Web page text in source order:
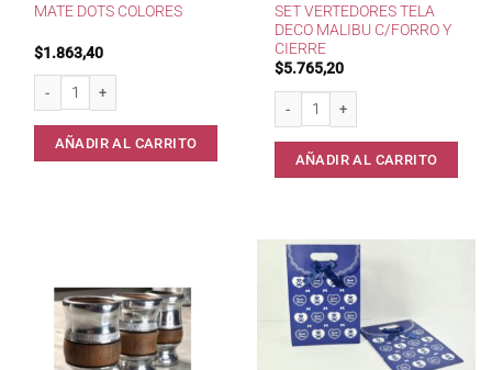
MATE DOTS COLORES
$1.863,40
Mate DOTS colores cantidad
AÑADIR AL CARRITO
SET VERTEDORES TELA
DECO MALIBU C/FORRO Y
CIERRE
$5.765,20
AÑADIR AL CARRITO